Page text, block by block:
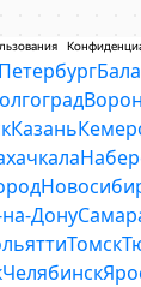
Казань
Дону
Томск
Челябинск